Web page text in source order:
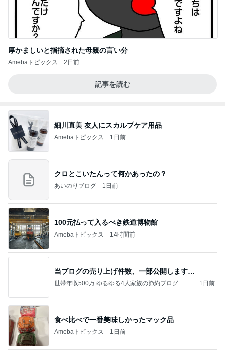
厚かましいと指摘された母親の言い分
Amebaトピックス 2日前
記事を読む
細川直美 友人にスカルプケア用品
Amebaトピックス 1日前
クロとこいたんって何かあったの？
あいのりブログ 1日前
100元払って入るべき鉄道博物館
Amebaトピックス 14時間前
当ブログの売り上げ件数、一部公開します…
世帯年収500万 ゆるゆる4人家族の節約ブログ 〜
1日前
食べ比べで一番美味しかったマック品
Amebaトピックス 1日前